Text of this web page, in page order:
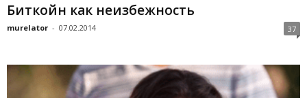
Биткойн как неизбежность
murelator - 07.02.2014 37